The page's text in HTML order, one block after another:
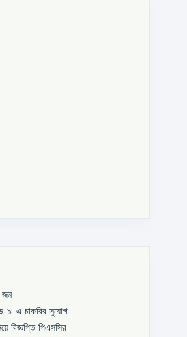
জন
৯–এ চাকরির সুযোগ
বিজ্ঞপ্তি পিএসসির